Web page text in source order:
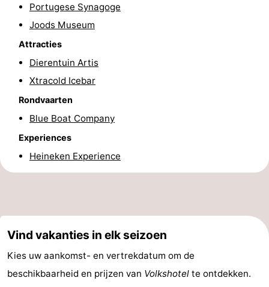
Wandelen
Amusement
Eten
drinken
Winkelen
-
Uitgelicht
Grachtengordel
Portugese Synagoge
Joods Museum
Attracties
Dierentuin Artis
Xtracold Icebar
Rondvaarten
Blue Boat Company
Experiences
Heineken Experience
Vind vakanties in elk seizoen
Kies uw aankomst- en vertrekdatum om de
beschikbaarheid en prijzen van Volkshotel te ontdekken.